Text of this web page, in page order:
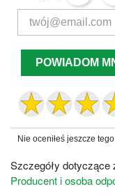
POWIADOM
Nie oceniłeś jeszcze
Szczegóły dotyczące
Producent i osoba